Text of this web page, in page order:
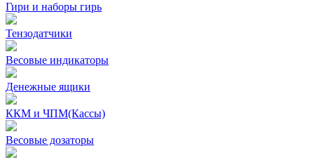
Гири и наборы гирь
Тензодатчики
Весовые индикаторы
Денежные ящики
ККМ и ЧПМ(Кассы)
Весовые дозаторы